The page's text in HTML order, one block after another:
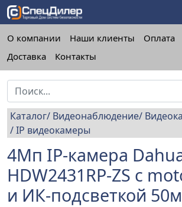
О компании Наши клиенты Оплата
Доставка
Контакты
Каталог Видеонаблюдение
IP видеокамеры
4Mп IP-камера
HDW2431RP-ZS с
и ИК-подсветкой 50м